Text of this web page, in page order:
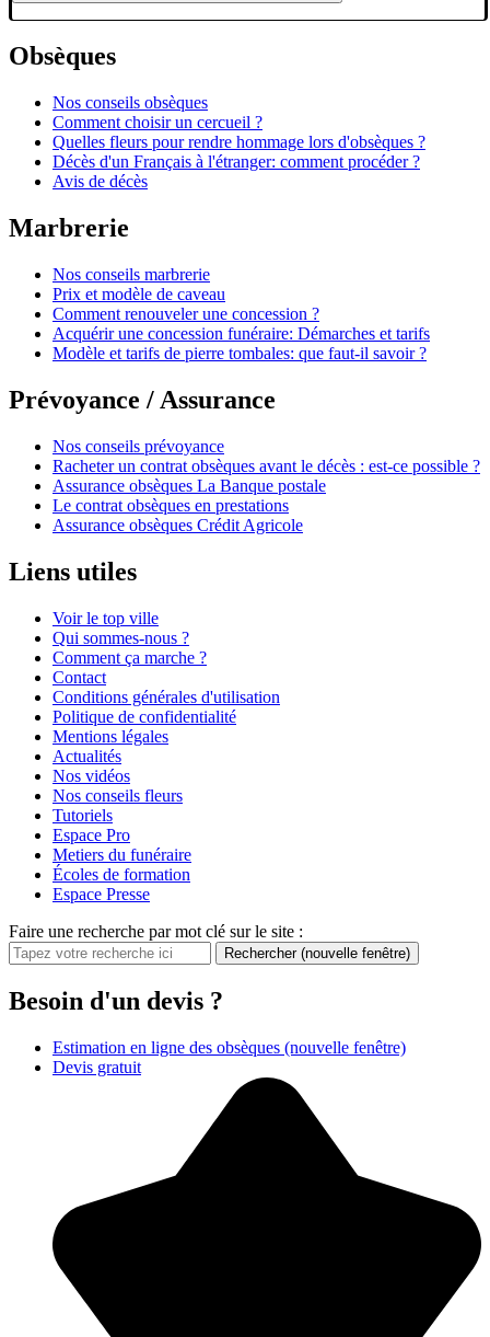
Obsèques
Nos conseils obsèques
Comment choisir un cercueil ?
Quelles fleurs pour rendre hommage lors d'obsèques ?
Décès d'un Français à l'étranger: comment procéder ?
Avis de décès
Marbrerie
Nos conseils marbrerie
Prix et modèle de caveau
Comment renouveler une concession ?
Acquérir une concession funéraire: Démarches et tarifs
Modèle et tarifs de pierre tombales: que faut-il savoir ?
Prévoyance / Assurance
Nos conseils prévoyance
Racheter un contrat obsèques avant le décès : est-ce possible ?
Assurance obsèques La Banque postale
Le contrat obsèques en prestations
Assurance obsèques Crédit Agricole
Liens utiles
Voir le top ville
Qui sommes-nous ?
Comment ça marche ?
Contact
Conditions générales d'utilisation
Politique de confidentialité
Mentions légales
Actualités
Nos vidéos
Nos conseils fleurs
Tutoriels
Espace Pro
Metiers du funéraire
Écoles de formation
Espace Presse
Faire une recherche par mot clé sur le site :
Rechercher (nouvelle fenêtre)
Besoin d'un devis ?
Estimation en ligne des obsèques (nouvelle fenêtre)
Devis gratuit